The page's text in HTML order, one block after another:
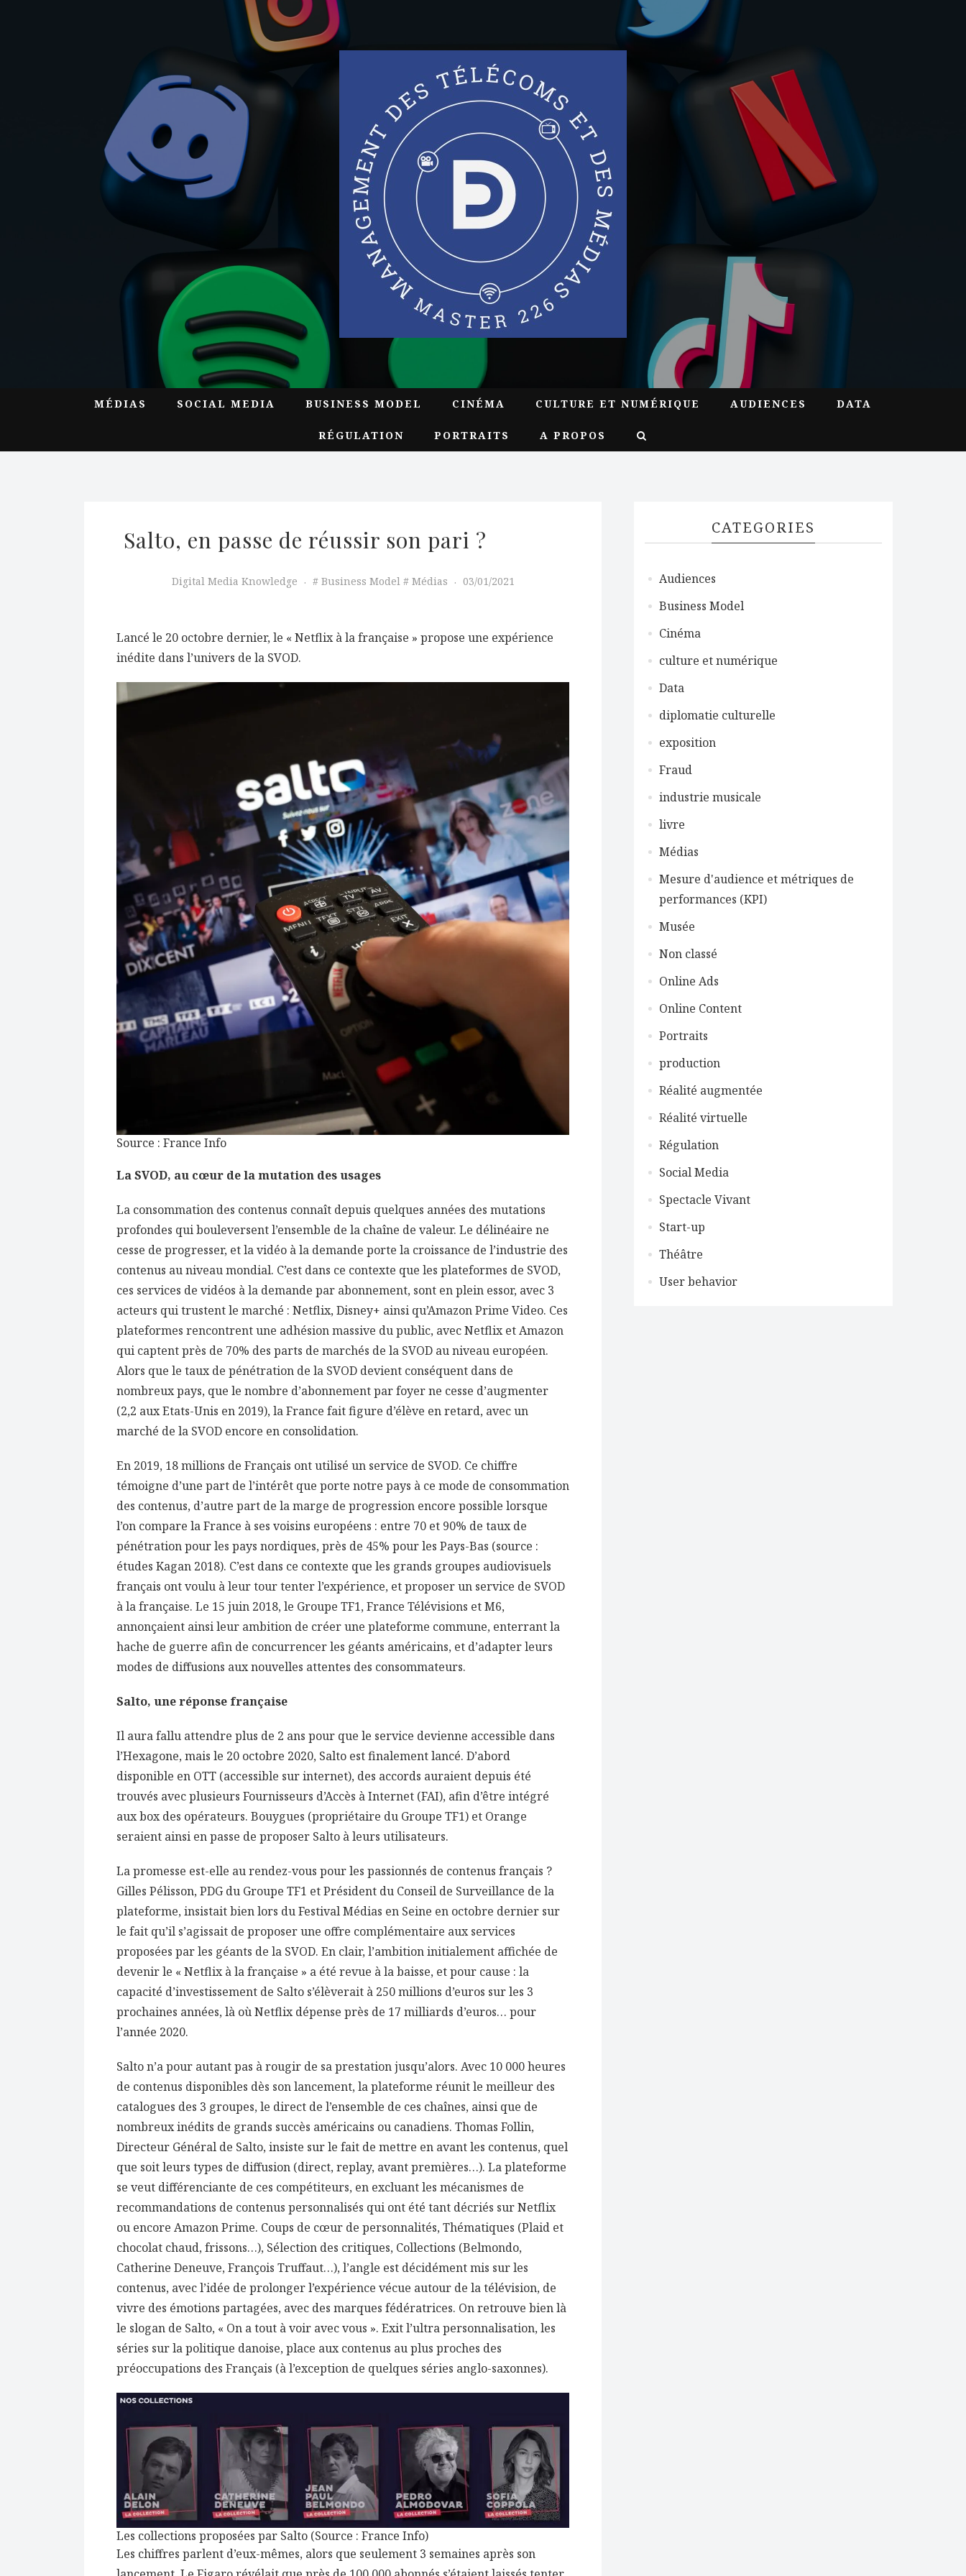
MÉDIAS SOCIAL MEDIA BUSINESS MODEL CINÉMA CULTURE ET NUMÉRIQUE AUDIENCES DATA
RÉGULATION PORTRAITS A PROPOS
Salto, en passe de réussir son pari ?
Digital Media Knowledge Business Model Médias 03/01/2021
Lancé le 20 octobre dernier, le « Netflix à la française » propose une expérience
inédite dans l’univers de la SVOD.
Source : France Info
La SVOD, au cœur de la mutation des usages
La consommation des contenus connaît depuis quelques années des mutations
profondes qui bouleversent l’ensemble de la chaîne de valeur. Le délinéaire ne
cesse de progresser, et la vidéo à la demande porte la croissance de l’industrie des
contenus au niveau mondial. C’est dans ce contexte que les plateformes de SVOD,
ces services de vidéos à la demande par abonnement, sont en plein essor, avec 3
acteurs qui trustent le marché : Netflix, Disney+ ainsi qu’Amazon Prime Video. Ces
plateformes rencontrent une adhésion massive du public, avec Netflix et Amazon
qui captent près de 70% des parts de marchés de la SVOD au niveau européen.
Alors que le taux de pénétration de la SVOD devient conséquent dans de
nombreux pays, que le nombre d’abonnement par foyer ne cesse d’augmenter
(2,2 aux Etats-Unis en 2019), la France fait figure d’élève en retard, avec un
marché de la SVOD encore en consolidation.
En 2019, 18 millions de Français ont utilisé un service de SVOD. Ce chiffre
témoigne d’une part de l’intérêt que porte notre pays à ce mode de consommation
des contenus, d’autre part de la marge de progression encore possible lorsque
l’on compare la France à ses voisins européens : entre 70 et 90% de taux de
pénétration pour les pays nordiques, près de 45% pour les Pays-Bas (source :
études Kagan 2018). C’est dans ce contexte que les grands groupes audiovisuels
français ont voulu à leur tour tenter l’expérience, et proposer un service de SVOD
à la française. Le 15 juin 2018, le Groupe TF1, France Télévisions et M6,
annonçaient ainsi leur ambition de créer une plateforme commune, enterrant la
hache de guerre afin de concurrencer les géants américains, et d’adapter leurs
modes de diffusions aux nouvelles attentes des consommateurs.
Salto, une réponse française
Il aura fallu attendre plus de 2 ans pour que le service devienne accessible dans
l’Hexagone, mais le 20 octobre 2020, Salto est finalement lancé. D’abord
disponible en OTT (accessible sur internet), des accords auraient depuis été
trouvés avec plusieurs Fournisseurs d’Accès à Internet (FAI), afin d’être intégré
aux box des opérateurs. Bouygues (propriétaire du Groupe TF1) et Orange
seraient ainsi en passe de proposer Salto à leurs utilisateurs.
La promesse est-elle au rendez-vous pour les passionnés de contenus français ?
Gilles Pélisson, PDG du Groupe TF1 et Président du Conseil de Surveillance de la
plateforme, insistait bien lors du Festival Médias en Seine en octobre dernier sur
le fait qu’il s’agissait de proposer une offre complémentaire aux services
proposées par les géants de la SVOD. En clair, l’ambition initialement affichée de
devenir le « Netflix à la française » a été revue à la baisse, et pour cause : la
capacité d’investissement de Salto s’élèverait à 250 millions d’euros sur les 3
prochaines années, là où Netflix dépense près de 17 milliards d’euros… pour
l’année 2020.
Salto n’a pour autant pas à rougir de sa prestation jusqu’alors. Avec 10 000 heures
de contenus disponibles dès son lancement, la plateforme réunit le meilleur des
catalogues des 3 groupes, le direct de l’ensemble de ces chaînes, ainsi que de
nombreux inédits de grands succès américains ou canadiens. Thomas Follin,
Directeur Général de Salto, insiste sur le fait de mettre en avant les contenus, quel
que soit leurs types de diffusion (direct, replay, avant premières…). La plateforme
se veut différenciante de ces compétiteurs, en excluant les mécanismes de
recommandations de contenus personnalisés qui ont été tant décriés sur Netflix
ou encore Amazon Prime. Coups de cœur de personnalités, Thématiques (Plaid et
chocolat chaud, frissons…), Sélection des critiques, Collections (Belmondo,
Catherine Deneuve, François Truffaut…), l’angle est décidément mis sur les
contenus, avec l’idée de prolonger l’expérience vécue autour de la télévision, de
vivre des émotions partagées, avec des marques fédératrices. On retrouve bien là
le slogan de Salto, « On a tout à voir avec vous ». Exit l’ultra personnalisation, les
séries sur la politique danoise, place aux contenus au plus proches des
préoccupations des Français (à l’exception de quelques séries anglo-saxonnes).
Les collections proposées par Salto (Source : France Info)
Les chiffres parlent d’eux-mêmes, alors que seulement 3 semaines après son
CATEGORIES
Audiences
Business Model
Cinéma
culture et numérique
Data
diplomatie culturelle
exposition
Fraud
industrie musicale
livre
Médias
Mesure d'audience et métriques de
performances (KPI)
Musée
Non classé
Online Ads
Online Content
Portraits
production
Réalité augmentée
Réalité virtuelle
Régulation
Social Media
Spectacle Vivant
Start-up
Théâtre
User behavior